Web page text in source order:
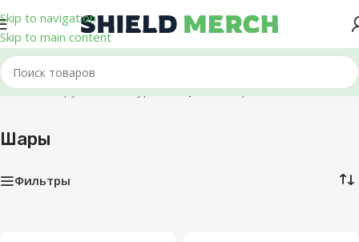
Skip to navigation
Skip to main content
Главная/Игрушки и Фигурки/Шары Отображение 1–12 из 13
Шары
Фильтры